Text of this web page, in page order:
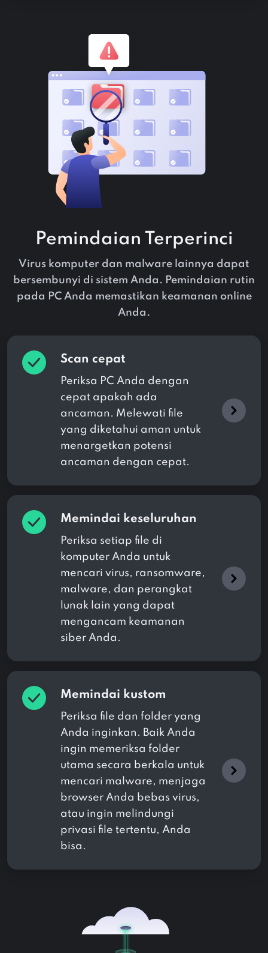
Pemindaian Terperinci
Virus komputer dan malware lainnya dapat
bersembunyi di sistem Anda. Pemindaian rutin
pada PC Anda memastikan keamanan online
Anda.
Scan cepat
Periksa PC Anda dengan
cepat apakah ada
ancaman. Melewati file
yang diketahui aman untuk
menargetkan potensi
ancaman dengan cepat.
Memindai keseluruhan
Periksa setiap file di
komputer Anda untuk
mencari virus, ransomware,
malware, dan perangkat
lunak lain yang dapat
mengancam keamanan
siber Anda.
Memindai kustom
Periksa file dan folder yang
Anda inginkan. Baik Anda
ingin memeriksa folder
utama secara berkala untuk
mencari malware, menjaga
browser Anda bebas virus,
atau ingin melindungi
privasi file tertentu, Anda
bisa.